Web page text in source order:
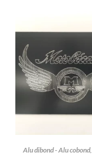
Alu dibond - Alu cobond,